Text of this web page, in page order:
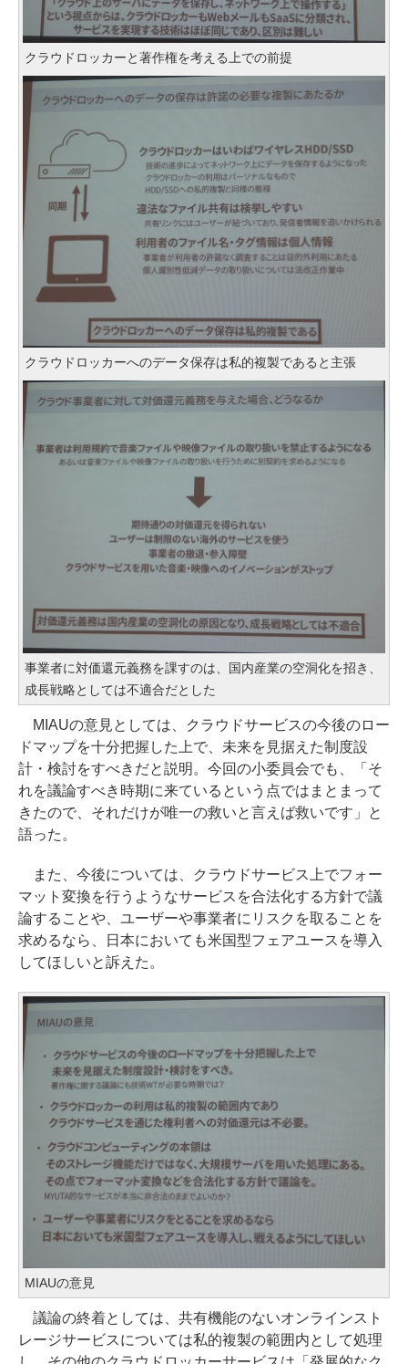
クラウドロッカーと著作権を考える上での前提
クラウドロッカーへのデータ保存は私的複製であると主張
事業者に対価還元義務を課すのは、国内産業の空洞化を招き、
成長戦略としては不適合だとした
MIAUの意見としては、クラウドサービスの今後のロー
ドマップを十分把握した上で、未来を見据えた制度設
計・検討をすべきだと説明。今回の小委員会でも、「そ
れを議論すべき時期に来ているという点ではまとまって
きたので、それだけが唯一の救いと言えば救いです」と
語った。
また、今後については、クラウドサービス上でフォー
マット変換を行うようなサービスを合法化する方針で議
論することや、ユーザーや事業者にリスクを取ることを
求めるなら、日本においても米国型フェアユースを導入
してほしいと訴えた。
MIAUの意見
議論の終着としては、共有機能のないオンラインスト
レージサービスについては私的複製の範囲内として処理